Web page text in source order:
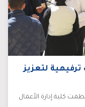
ترفيهية لتعزيز
كلية إدارة الأعمال